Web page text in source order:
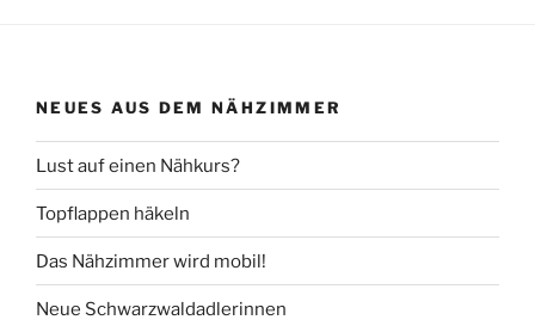
NEUES AUS DEM NÄHZIMMER
Lust auf einen Nähkurs?
Topflappen häkeln
Das Nähzimmer wird mobil!
Neue Schwarzwaldadlerinnen